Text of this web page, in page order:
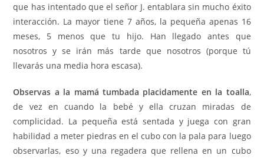
que has intentado que el señor J. entablara sin mucho éxito
interacción. La mayor tiene 7 años, la pequeña apenas 16
meses, 5 menos que tu hijo. Han llegado antes que
nosotros y se irán más tarde que nosotros (porque tú
llevarás una media hora escasa).
Observas a la mamá tumbada placidamente en la toalla,
de vez en cuando la bebé y ella cruzan miradas de
complicidad. La pequeña está sentada y juega con gran
habilidad a meter piedras en el cubo con la pala para luego
observarlas, eso y una regadera que rellena en un cubo